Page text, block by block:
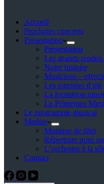
Accueil
Prochains concerts
Présentation
Présentation
Les grands
Notre histoire
Musiciens –
Les tournées d’été
La formation
Le Printemps
Le programme musical
Medias
Musique de film
Répertoire pour
L’orchestre à la
Contact